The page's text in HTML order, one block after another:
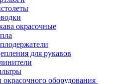
окрасочные
для рукавов
окрасочного оборудования